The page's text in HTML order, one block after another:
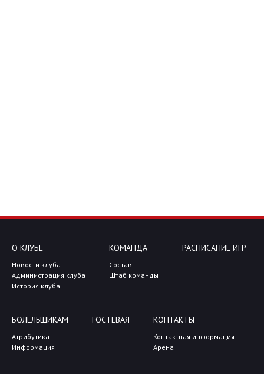
О КЛУБЕ
Новости клуба
Администрация клуба
История клуба
КОМАНДА
Состав
Штаб команды
РАСПИСАНИЕ ИГР
БОЛЕЛЬЩИКАМ
Атрибутика
Информация
ГОСТЕВАЯ КОНТАКТЫ
Контактная информация
Арена